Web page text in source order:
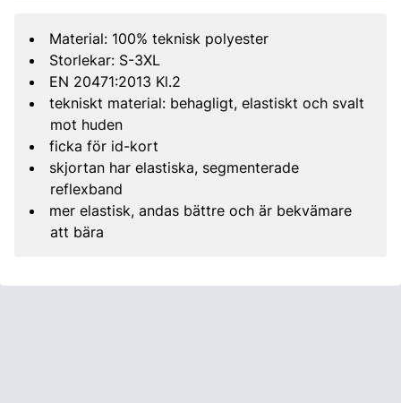
Material: 100% teknisk polyester
Storlekar: S-3XL
EN 20471:2013 Kl.2
tekniskt material: behagligt, elastiskt och svalt
mot huden
ficka för id-kort
skjortan har elastiska, segmenterade
reflexband
mer elastisk, andas bättre och är bekvämare
att bära